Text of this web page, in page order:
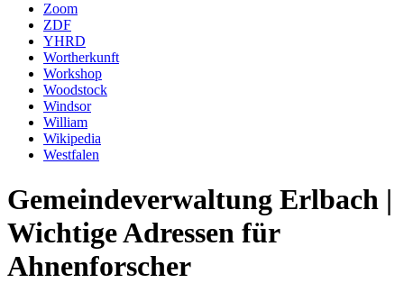
Zoom
ZDF
YHRD
Wortherkunft
Workshop
Woodstock
Windsor
William
Wikipedia
Westfalen
Gemeindeverwaltung Erlbach |
Wichtige Adressen für
Ahnenforscher